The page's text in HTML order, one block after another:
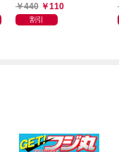
ラスト入り特装版＞
440 110
割引